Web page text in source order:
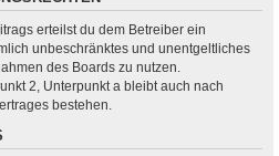
erteilst du dem Betreiber ein
unbeschränktes und unentgeltliches
des Boards zu nutzen.
2, Unterpunkt a bleibt auch nach
bestehen.